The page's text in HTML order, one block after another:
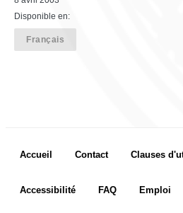
Disponible en:
Français
Footer menu
Accueil Contact Clauses
Accessibilité FAQ Emploi